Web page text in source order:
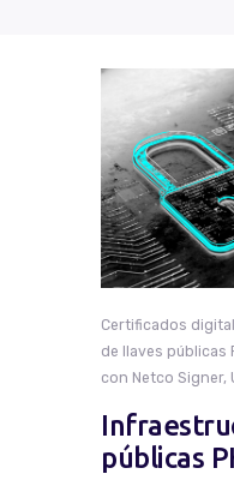
Certificados
de llaves públicas
con Netco Signer,
públicas